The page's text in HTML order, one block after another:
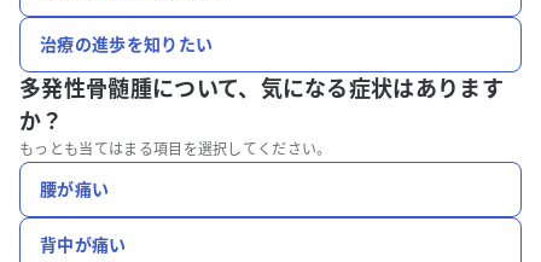
治療の進歩を知りたい
多発性骨髄腫について、 気になる症状はあります
か？
もっとも当てはまる項目を選択してください。
腰が痛い
背中が痛い